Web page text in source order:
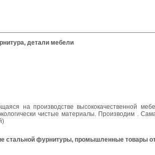
детали мебели
на производстве высококачественной
чистые материалы. Производим .
стальной фурнитуры, промышленные товары